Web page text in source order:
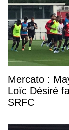
Mercato :
Loïc Désiré
SRFC